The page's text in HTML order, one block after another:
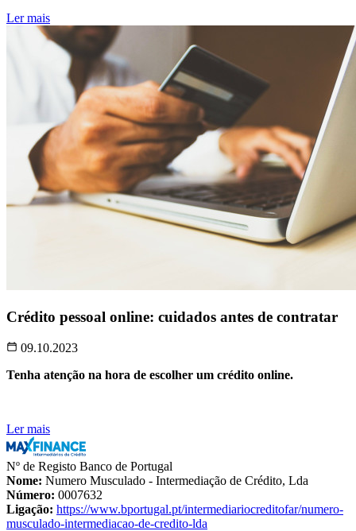
Ler mais
Crédito pessoal online: cuidados antes de contratar
09.10.2023
Tenha atenção na hora de escolher um crédito online.
Ler mais
Nº de Registo Banco de Portugal
Nome: Numero Musculado - Intermediação de Crédito, Lda
Número: 0007632
Ligação: https://www.bportugal.pt/intermediariocreditofar/numero-
musculado-intermediacao-de-credito-lda